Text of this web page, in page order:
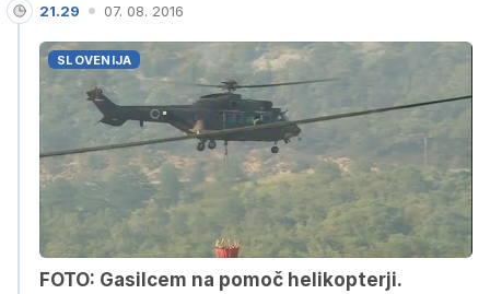
SLOVENIJA
21.29 07. 08. 2016
FOTO: Gasilcem na pomoč helikopterji.